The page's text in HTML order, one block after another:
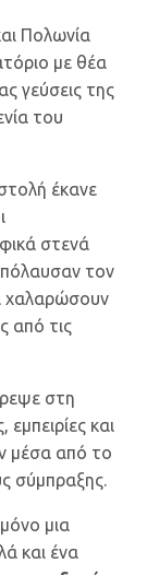
Πολωνία
με θέα
γεύσεις της
του
έκανε
στενά
τον
χαλαρώσουν
από τις
στη
και
μέσα από το
σύμπραξης.
μια
και ένα